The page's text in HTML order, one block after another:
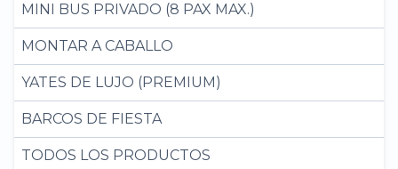
MINI BUS PRIVADO (8 PAX MAX.)
MONTAR A CABALLO
YATES DE LUJO (PREMIUM)
BARCOS DE FIESTA
TODOS LOS PRODUCTOS